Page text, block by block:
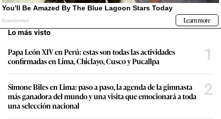
Lo más visto
Papa León XIV en Perú: estas son todas las actividades
confirmadas en Lima, Chiclayo, Cusco y Pucallpa
1
Simone Biles en Lima: paso a paso, la agenda de la gimnasta
más ganadora del mundo y una visita que emocionará a toda
una selección nacional
2